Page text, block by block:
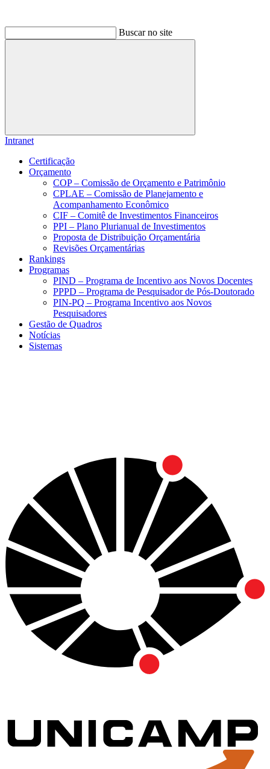
Buscar no site
Buscar
Intranet
Certificação
Orçamento
COP – Comissão de Orçamento e Patrimônio
CPLAE – Comissão de Planejamento e
Acompanhamento Econômico
CIF – Comitê de Investimentos Financeiros
PPI – Plano Plurianual de Investimentos
Proposta de Distribuição Orçamentária
Revisões Orçamentárias
Rankings
Programas
PIND – Programa de Incentivo aos Novos Docentes
PPPD – Programa de Pesquisador de Pós-Doutorado
PIN-PQ – Programa Incentivo aos Novos
Pesquisadores
Gestão de Quadros
Notícias
Sistemas